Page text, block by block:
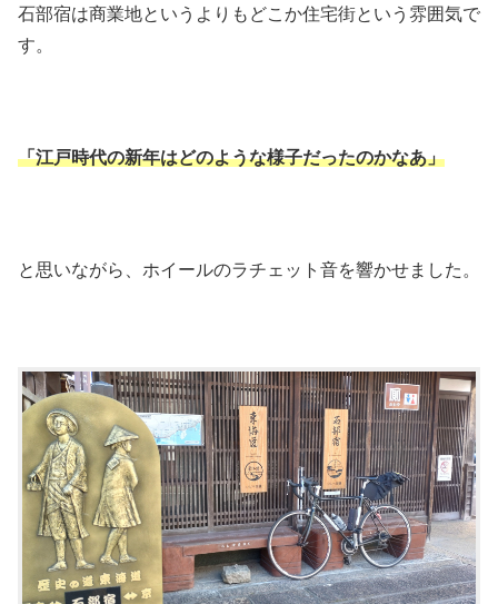
石部宿は商業地というよりもどこか住宅街という雰囲気で
す。
「江戸時代の新年はどのような様子だったのかなあ」
と思いながら、ホイールのラチェット音を響かせました。